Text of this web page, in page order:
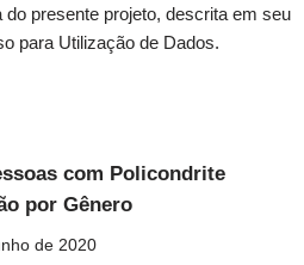
presente projeto, descrita em seu
para Utilização de Dados.
com Policondrite
por Gênero
de 2020